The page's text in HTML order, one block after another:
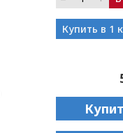
Купить в 1